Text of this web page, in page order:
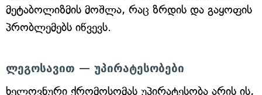
მეტაბოლიზმის მოშლა, რაც ზრდის და გაყოფის
პრობლემებს იწვევს.
ლეგოსავით — უპირატესობები
ხელოვნური ქრომოსომას უპირატესობა არის ის,